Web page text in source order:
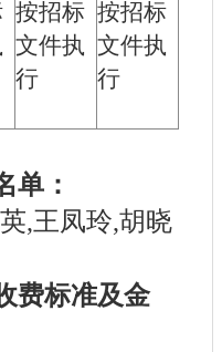
按招标
文件执
行
按招标
文件执
行
单：
,王凤玲,胡晓
费标准及金